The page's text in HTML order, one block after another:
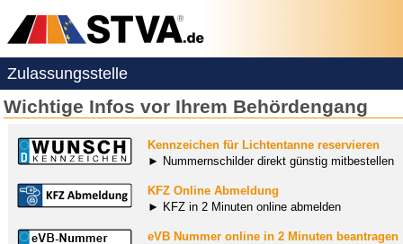
Zulassungsstelle
Wichtige Infos vor Ihrem Behördengang
Kennzeichen für Lichtentanne reservieren
► Nummernschilder direkt günstig mitbestellen
KFZ Online Abmeldung
► KFZ in 2 Minuten online abmelden
eVB Nummer online in 2 Minuten beantragen